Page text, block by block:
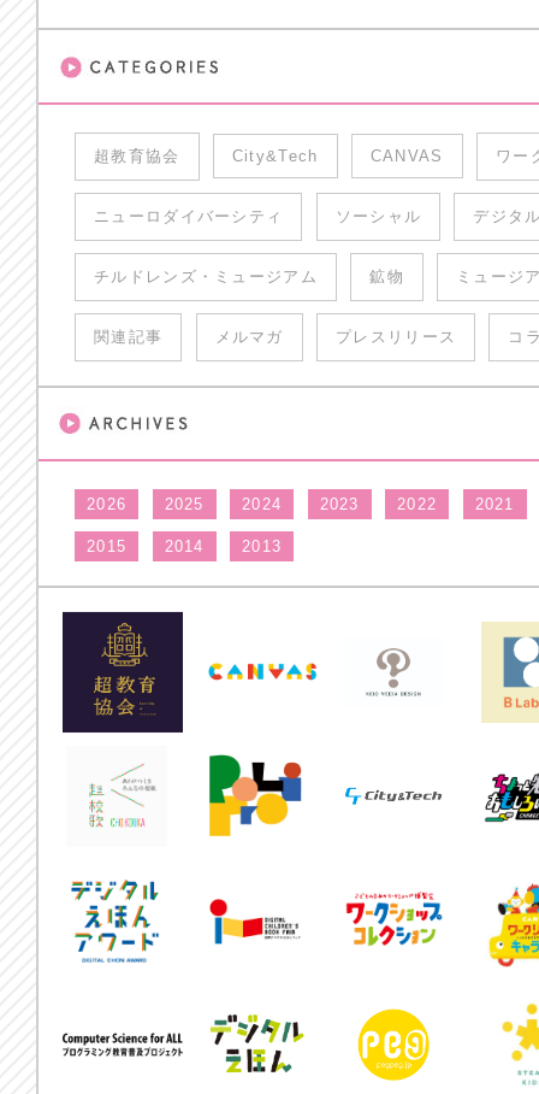
超教育協会 City&Tech CANVAS ワー
ニューロダイバーシティ ソーシャル デジタ
チルドレンズ・ミュージアム 鉱物 ミュージ
関連記事 メルマガ プレスリリース コ
2026 2025 2024 2023 2022 2021
2015 2014 2013